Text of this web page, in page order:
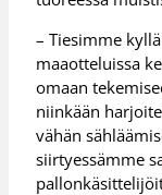
– Tiesimme
maaotteluissa
omaan
niinkään
vähän
siirtyessämme